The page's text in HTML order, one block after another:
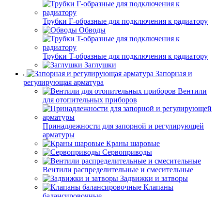
Трубки Г-образные для подключения к радиатору
Обводы
Трубки T-образные для подключения к радиатору
Заглушки
Запорная и
регулирующая арматура
Вентили
для отопительных приборов
Принадлежности для запорной и регулирующей
арматуры
Краны шаровые
Сервоприводы
Вентили распределительные и смесительные
Задвижки и затворы
Клапаны